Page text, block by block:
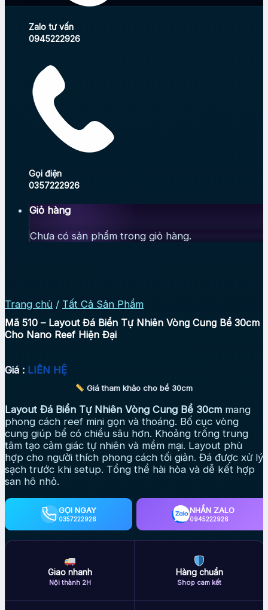
Zalo tư vấn
0945222926
Gọi điện
0357222926
Giỏ hàng
Chưa có sản phẩm trong giỏ hàng.
Trang chủ / Tất Cả Sản Phẩm
Mã 510 – Layout Đá Biển Tự Nhiên Vòng Cung Bể 30cm
Cho Nano Reef Hiện Đại
Giá : LIÊN HỆ
Giá tham khảo cho bể 30cm
Layout Đá Biển Tự Nhiên Vòng Cung Bể 30cm mang
phong cách reef mini gọn và thoáng. Bố cục vòng
cung giúp bể có chiều sâu hơn. Khoảng trống trung
tâm tạo cảm giác tự nhiên và mềm mại. Layout phù
hợp cho người thích phong cách tối giản. Đá được xử lý
sạch trước khi setup. Tổng thể hài hòa và dễ kết hợp
san hô nhỏ.
GỌI NGAY
0357222926
NHẮN ZALO
0945222926
Giao nhanh
Nội thành 2H
Hàng chuẩn
Shop cam kết